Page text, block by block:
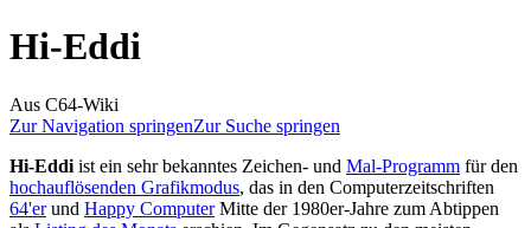
Hi-Eddi
Aus C64-Wiki
Zur Navigation springenZur Suche springen
Hi-Eddi ist ein sehr bekanntes Zeichen- und Mal-Programm für den
hochauflösenden Grafikmodus, das in den Computerzeitschriften
64'erund Happy ComputerMitte der 1980er-Jahre zum Abtippen